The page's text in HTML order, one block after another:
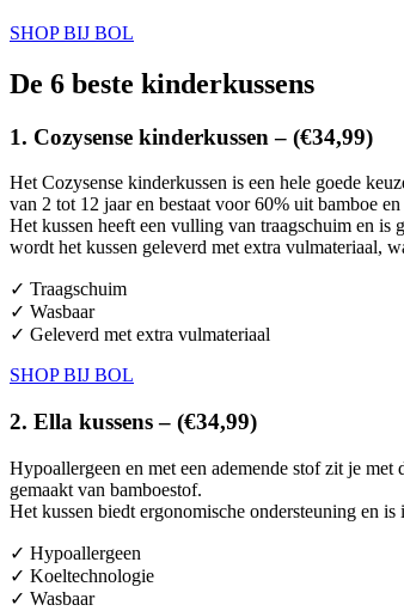
SHOP BIJ BOL
De 6 beste kinderkussens
1. Cozysense kinderkussen – (€34,99)
Het Cozysense kinderkussen is een hele goede
van 2 tot 12 jaar en bestaat voor 60% uit bamboe
Het kussen heeft een vulling van traagschuim en is
wordt het kussen geleverd met extra vulmateriaal,
✓ Traagschuim
✓ Wasbaar
✓ Geleverd met extra vulmateriaal
SHOP BIJ BOL
2. Ella kussens – (€34,99)
Hypoallergeen en met een ademende stof zit je
gemaakt van bamboestof.
Het kussen biedt ergonomische ondersteuning en is
✓ Hypoallergeen
✓ Koeltechnologie
✓ Wasbaar